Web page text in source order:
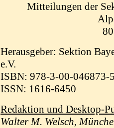
Mitteilungen der
Herausgeber: Sektion
e.V.
ISBN: 978-3-00-046873-
ISSN: 1616-6450
Redaktion und Desktop-
Walter M. Welsch,